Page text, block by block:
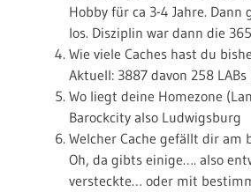
Hobby für ca 3-4 Jahre. Dann
los. Disziplin war dann die
Wie viele Caches hast du
Aktuell: 3887 davon 258 LABs
Wo liegt deine Homezone
Barockcity also Ludwigsburg
Welcher Cache gefällt dir am
Oh, da gibts einige…. also
versteckte… oder mit